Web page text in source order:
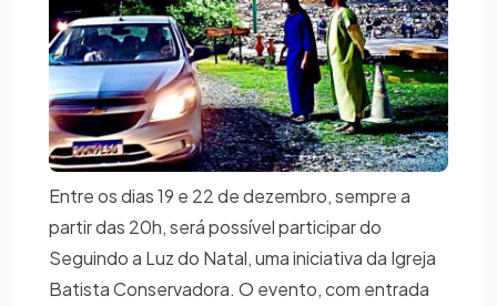
Entre os dias 19 e 22 de dezembro, sempre a
partir das 20h, será possível participar do
Seguindo a Luz do Natal, uma iniciativa da Igreja
Batista Conservadora. O evento, com entrada